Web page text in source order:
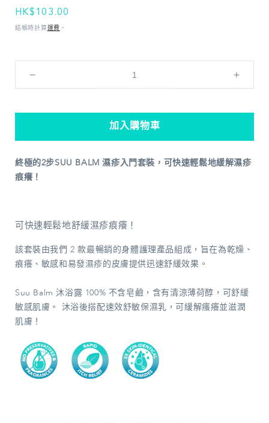
檔
1
定
價
HK$103.00
結帳時計算運費 。
舒
護
套
45ml)
數
量
少
舒
護
數
加
加入購物車
終極的2步SUU BALM 濕疹入門套裝，可快速輕鬆地緩解濕疹
痕癢！
可快速輕鬆地舒緩濕疹痕癢！
該套裝由我們 2 款最暢銷的身體護理產品組成，旨在為乾燥、
痕癢、敏感和易發濕疹的皮膚提供迅速舒緩效果。
Suu Balm 沐浴露 100% 不含皂鹼，含有清涼薄荷醇，可舒緩
敏感肌膚。 沐浴後搭配速效舒敏保濕乳，可緩解瘙癢並滋潤
肌膚！